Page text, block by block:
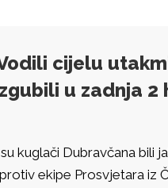
cijelu
u zadnja 2
kuglači Dubravčana bili
ekipe Prosvjetara iz